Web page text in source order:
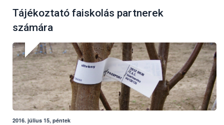
Tájékoztató faiskolás partnerek
számára
2016. július 15, péntek